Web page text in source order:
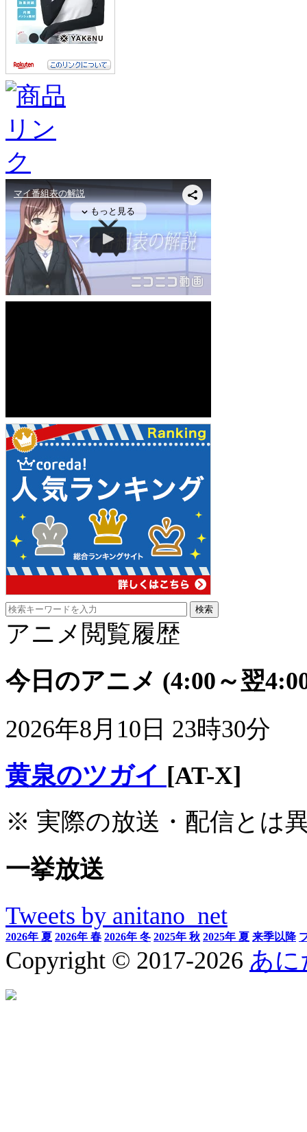
アニメ閲覧履歴
今日のアニメ (4:00～翌
2026年8月10日 23時30分
黄泉のツガイ [AT-X]
※ 実際の放送・配信とは
一挙放送
Tweets by anitano_net
2026年 夏 2026年 春 2026年 冬 2025年 秋 2025年 夏 来季以降
Copyright © 2017-2026 あに